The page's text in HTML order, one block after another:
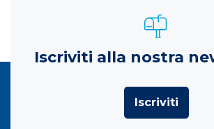
Iscriviti alla nostra
Iscriviti